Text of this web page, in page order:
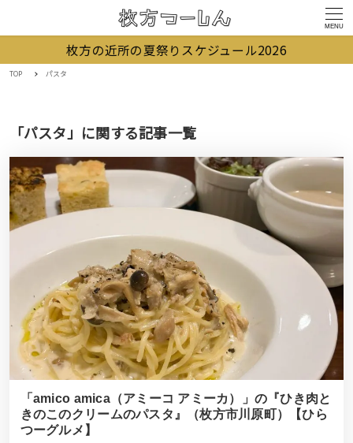
MENU
枚方の近所の夏祭りスケジュール2026
TOP パスタ
「パスタ」に関する記事一覧
「amico amica（アミーコ アミーカ）」の『ひき肉と
きのこのクリームのパスタ』（枚方市川原町）【ひら
つーグルメ】